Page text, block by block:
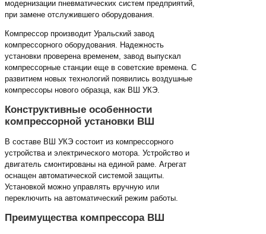
модернизации пневматических систем предприятий,
при замене отслужившего оборудования.
Компрессор производит Уральский завод
компрессорного оборудования. Надежность
установки проверена временем, завод выпускал
компрессорные станции еще в советские времена. С
развитием новых технологий появились воздушные
компрессоры нового образца, как ВШ УКЭ.
Конструктивные особенности
компрессорной установки ВШ
В составе ВШ УКЭ состоит из компрессорного
устройства и электрического мотора. Устройство и
двигатель смонтированы на единой раме. Агрегат
оснащен автоматической системой защиты.
Установкой можно управлять вручную или
переключить на автоматический режим работы.
Преимущества компрессора ВШ